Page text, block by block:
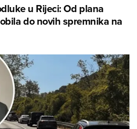
u Rijeci: Od plana
do novih spremnika na